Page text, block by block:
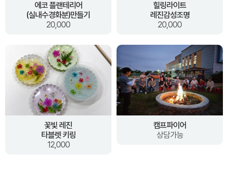
에코 플랜테리어
(실내수경화분)만들기
20,000
힐링라이트
레진감성조명
20,000
꽃빛 레진
타블렛 키링
12,000
캠프파이어
상담가능